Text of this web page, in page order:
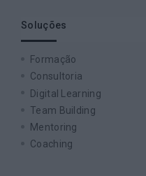
Soluções
Formação
Consultoria
Digital Learning
Team Building
Mentoring
Coaching